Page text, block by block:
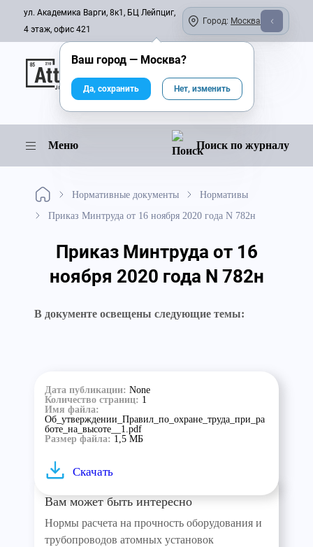
ул. Академика Варги, 8к1, БЦ Лейпциг,
4 этаж, офис 421
Город: Москва
Онлайн-журнал
Меню Поиск по журналу
Нормативные документы
Нормативы
Приказ Минтруда от 16 ноября 2020 года N 782н
Приказ Минтруда от 16
ноября 2020 года N 782н
В документе освещены следующие темы:
Дата публикации: None
Количество страниц: 1
Имя файла:
Об_утверждении_Правил_по_охране_труда_при_ра
боте_на_высоте__1.pdf
Размер файла: 1,5 МБ
Скачать
Вам может быть интересно
Нормы расчета на прочность оборудования и
трубопроводов атомных установок
Ваш город — Москва?
Да, сохранить Нет, изменить